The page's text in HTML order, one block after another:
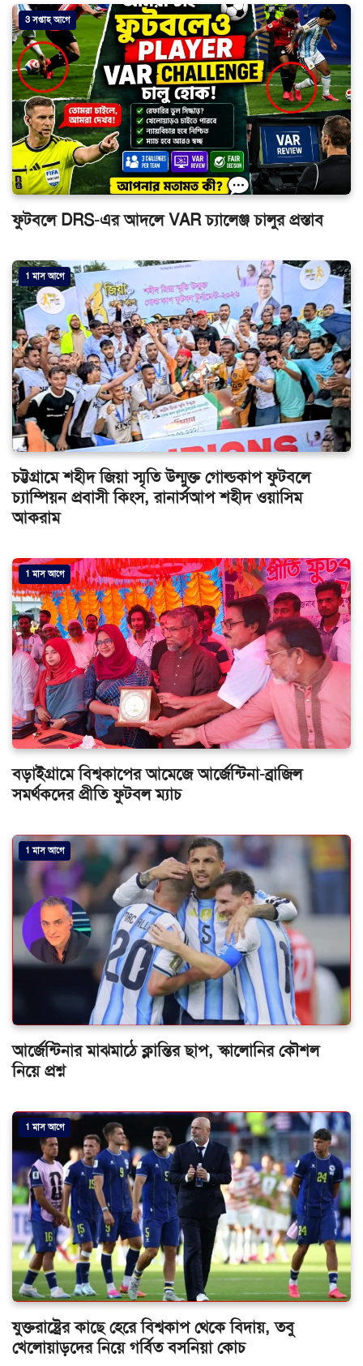
3 সপ্তাহ আগে
ফুটবলে DRS-এর আদলে VAR চ্যালেঞ্জ চালুর প্রস্তাব
1 মাস আগে
চট্টগ্রামে শহীদ জিয়া স্মৃতি উন্মুক্ত গোল্ডকাপ ফুটবলে
চ্যাম্পিয়ন প্রবাসী কিংস, রানার্সআপ শহীদ ওয়াসিম
আকরাম
1 মাস আগে
বড়াইগ্রামে বিশ্বকাপের আমেজে আর্জেন্টিনা-ব্রাজিল
সমর্থকদের প্রীতি ফুটবল ম্যাচ
1 মাস আগে
আর্জেন্টিনার মাঝমাঠে ক্লান্তির ছাপ, স্কালোনির কৌশল
নিয়ে প্রশ্ন
1 মাস আগে
যুক্তরাষ্ট্রের কাছে হেরে বিশ্বকাপ থেকে বিদায়, তবু
খেলোয়াড়দের নিয়ে গর্বিত বসনিয়া কোচ